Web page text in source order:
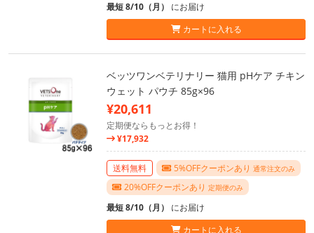
最短 8/10（月） にお届け
カートに入れる
ベッツワンベテリナリー 猫用 pHケア チキン
ウェット パウチ 85g×96
¥20,611
定期便ならもっとお得！
¥17,932
送料無料 5%OFFクーポンあり 通常注文のみ
20%OFFクーポンあり 定期便のみ
最短 8/10（月） にお届け
カートに入れる